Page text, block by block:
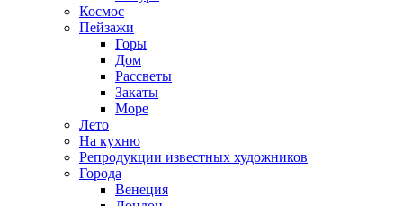
Космос
Пейзажи
Горы
Дом
Рассветы
Закаты
Море
Лето
На кухню
Репродукции известных художников
Города
Венеция